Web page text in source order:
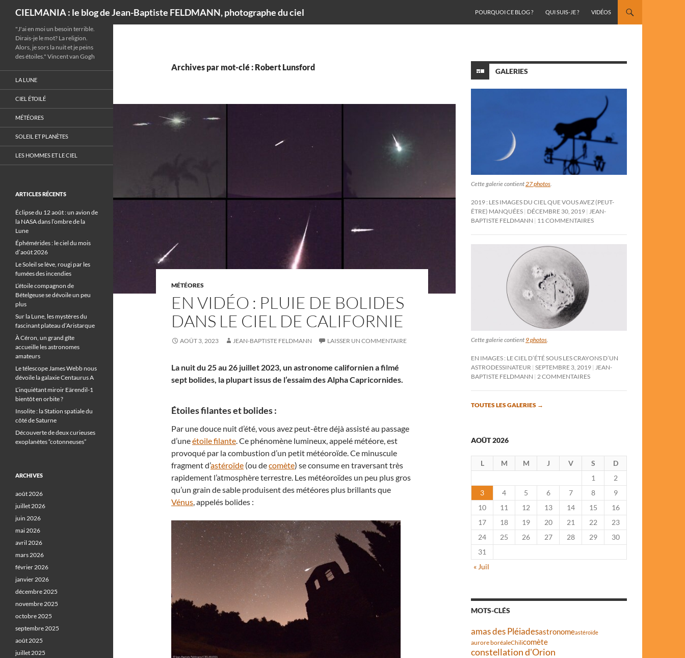
CIELMANIA : le blog de Jean-Baptiste FELDMANN, photographe du ciel
POURQUOI CE BLOG ?
QUI SUIS-JE ? VIDÉOS
Archives par mot-clé : Robert Lunsford
MÉTÉORES
EN VIDÉO : PLUIE DE BOLIDES
DANS LE CIEL DE CALIFORNIE
AOÛT 3, 2023 JEAN-BAPTISTE FELDMANN LAISSER UN COMMENTAIRE
La nuit du 25 au 26 juillet 2023, un astronome californien a filmé
sept bolides, la plupart issus de l’essaim des Alpha Capricornides.
Étoiles filantes et bolides :
Par une douce nuit d’été, vous avez peut-être déjà assisté au passage
d’uneétoile filante. Ce phénomène lumineux, appelé météore, est
provoqué par la combustion d’un petit météoroïde. Ce minuscule
fragment d’astéroïde (ou decomète) se consume en traversant très
rapidement l’atmosphère terrestre. Les météoroïdes un peu plus gros
qu’un grain de sable produisent des météores plus brillants que
Vénus, appelés bolides :
GALERIES
Cette galerie contient27 photos.
2019 : LES IMAGES DU CIEL QUE VOUS AVEZ (PEUT-
ÊTRE) MANQUÉES DÉCEMBRE 30, 2019 JEAN-
BAPTISTE FELDMANN
11 COMMENTAIRES
Cette galerie contient 9 photos
EN IMAGES : LE CIEL D’ÉTÉ SOUS LES CRAYONS D’UN
ASTRODESSINATEUR SEPTEMBRE 3, 2019
JEAN-
BAPTISTE FELDMANN
2 COMMENTAIRES
TOUTES LES GALERIES →
AOÛT 2026
L M M J V S
D
1
2
3
4 5 6 7 8
9
10
11 12 13 14 15
16
17
18 19 20 21 22
23
24
25 26 27 28 29
30
31
« Juil
MOTS-CLÉS
amas des Pléiadesastronomeastéroïde
aurore boréaleChilicomète
constellation d'Orion
"J'ai en moi un besoin terrible.
Dirais-je le mot? La religion.
Alors, je sors la nuit et je peins
des étoiles." Vincent van Gogh
LA LUNE
CIEL ÉTOILÉ
MÉTÉORES
SOLEIL ET PLANÈTES
LES HOMMES ET LE CIEL
ARTICLES RÉCENTS
Éclipse du 12 août : un avion de
la NASA dans l’ombre de la
Lune
Éphémérides : le ciel du mois
d’août 2026
Le Soleil se lève, rougi par les
fumées des incendies
L’étoile compagnon de
Bételgeuse se dévoile un peu
plus
Sur la Lune, les mystères du
fascinant plateau d’Aristarque
À Céron, un grand gîte
accueille les astronomes
amateurs
Le télescope James Webb nous
dévoile la galaxie Centaurus A
L’inquiétant miroir Eärendil-1
bientôt en orbite ?
Insolite : la Station spatiale du
côté de Saturne
Découverte de deux curieuses
exoplanètes “cotonneuses”
ARCHIVES
août 2026
juillet 2026
juin 2026
mai 2026
avril 2026
mars 2026
février 2026
janvier 2026
décembre 2025
novembre 2025
octobre 2025
septembre 2025
août 2025
juillet 2025